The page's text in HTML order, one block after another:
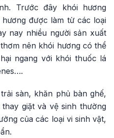
Trước đây khói hương
được làm từ các loại
nay nhiều người sản xuất
nên khói hương có thể
ngang với khói thuốc lá
sàn, khăn phủ bàn ghế,
giặt và vệ sinh thường
của các loại vi sinh vật,